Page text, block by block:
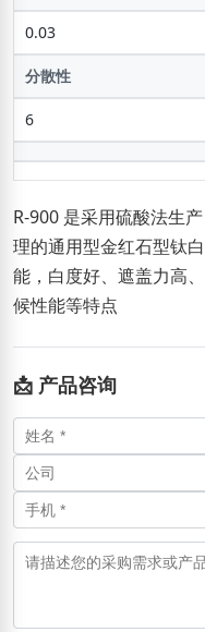
0.03
分散性
6
R-900 是采用硫酸法生
理的通用型金红石型钛
能，白度好、遮盖力高
候性能等特点
📩 产品咨询